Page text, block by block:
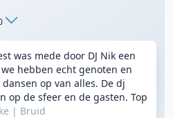
was mede door DJ Nik een
hebben echt genoten en
op van alles. De dj
op de sfeer en de gasten. Top
| Bruid